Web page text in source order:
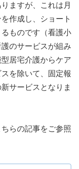
ますが、これは月
作成し、ショート
ものです（看護小
のサービスが組み
居宅介護からケア
を除いて、固定報
サービスとなりま
らの記事をご参照